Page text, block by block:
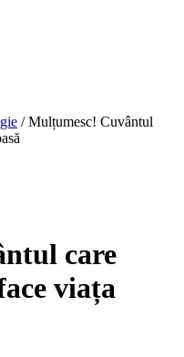
/ Mulțumesc! Cuvântul
care
viața